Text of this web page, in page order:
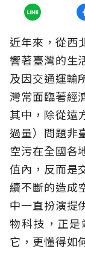
近年來，從西
響著臺灣的生
及因交通運輸
灣常面臨著經
其中，除從遠
過量）問題非
空污在全國各
值內，反而是
續不斷的造成
中一直扮演提
物科技，正
它，更懂得如